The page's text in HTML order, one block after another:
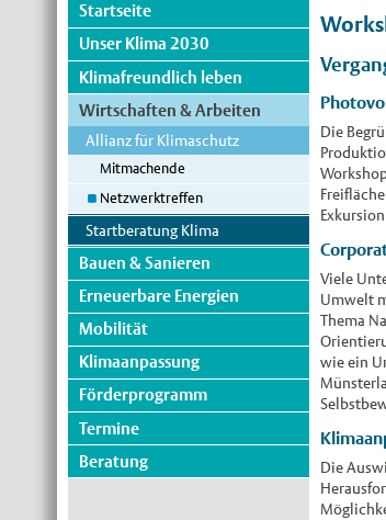
Startseite
Unser Klima 2030
Klimafreundlich leben
Wirtschaften & Arbeiten
Allianz für Klimaschutz
Mitmachende
Netzwerktreffen
Startberatung Klima
Bauen & Sanieren
Erneuerbare Energien
Mobilität
Klimaanpassung
Förderprogramm
Termine
Beratung
Die
Viele
Umwelt
Thema
wie ein
Die